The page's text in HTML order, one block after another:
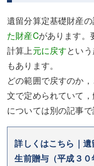
遺留分算定基礎財産の
た財産Cがあります。
計算上元に戻すという
もあります。
どの範囲で戻すのか
文で定められていて
については別の記事で
詳しくはこちら｜
生前贈与（平成３０